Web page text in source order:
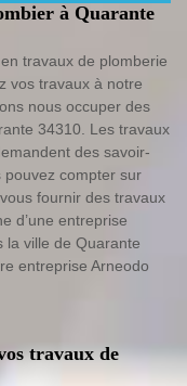
à Quarante
travaux de plomberie
vos travaux à notre
nous occuper des
34310. Les travaux
des savoir-
pouvez compter sur
fournir des travaux
d’une entreprise
la ville de Quarante
entreprise Arneodo
travaux de